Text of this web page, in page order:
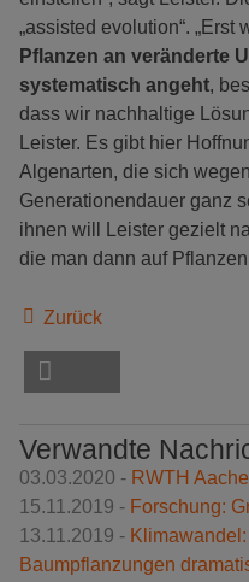
„assisted evolution“. „Erst
Pflanzen an veränderte
systematisch angeht,
dass wir nachhaltige
Leister. Es gibt hier
Algenarten, die sich
Generationendauer ganz
ihnen will Leister gezielt
die man dann auf
Zurück
Verwandte
03.03.2020 - RWTH
15.11.2019 - Forschung:
13.11.2019 -
Baumpflanzungen